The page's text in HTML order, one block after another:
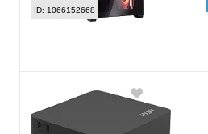
ID: 1066152668